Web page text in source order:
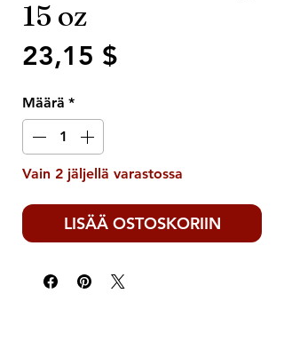
15 oz
23,15 $
Määrä *
Vain 2 jäljellä varastossa
LISÄÄ OSTOSKORIIN